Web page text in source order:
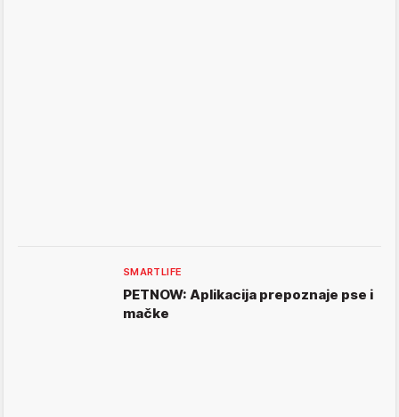
SMARTLIFE
PETNOW: Aplikacija prepoznaje pse i
mačke